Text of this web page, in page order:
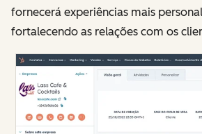
fornecerá experiências mais
fortalecendo as relações com os